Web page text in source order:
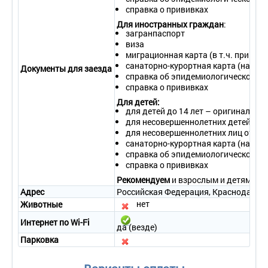
2-местный 2-комнатный «Люкс»
• Количество основных мест – 2.
• Дополнительное место – 2 (диван или кресло-кровать).
• Мебель – две 1-спальные кровати или одна 2-спальная
кровать, прикроватные тумбочки, шкаф, журнальный столик,
стулья, вешалка, диван, кресло.
• Оборудование – кондиционер, телевизор, холодильник,
зеркало, электрический чайник, набор посуды.
• Покрытие пола – ковровое покрытие.
• Санузел – умывальник, зеркало, унитаз, полотенца, душ или
- уборка номера – ежедневно;
- смена белья – 1 раз в 2 дня;
- смена полотенец – 1 раз в 2 дня.
2-местный 1-комнатный «Стандарт» 5 корпус «Мать и дитя»
• Количество номеров – 15.
• Количество основных мест – 2.
• Дополнительное место – 2 (диван или кресло-кровать).
• Площадь – 13-15 кв.м.
Документы для заезда
справка о прививках
Для иностранных граждан:
загранпаспорт
виза
миграционная карта (в т.ч. при
санаторно-курортная карта (на
справка об эпидемиологическом
справка о прививках
Для детей:
для детей до 14 лет – оригинал
для несовершеннолетних детей в
для несовершеннолетних лиц от
санаторно-курортная карта (на
справка об эпидемиологическом
справка о прививках
Рекомендуем и взрослым и детям
Адрес
Российская Федерация,
Животные
нет
Интернет по Wi-Fi
да (везде)
Парковка